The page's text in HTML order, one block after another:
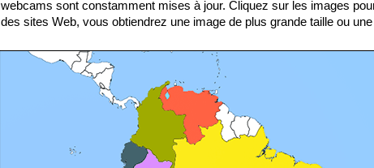
webcams sont constamment mises à jour. Cliquez sur les images
des sites Web, vous obtiendrez une image de plus grande taille ou